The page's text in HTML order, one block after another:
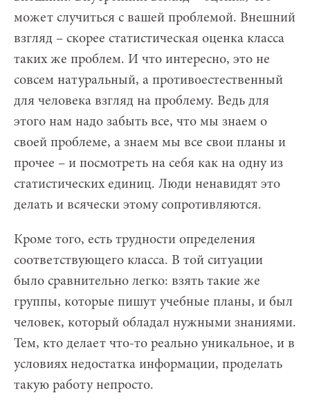
может случиться с вашей проблемой. Внешний
взгляд – скорее статистическая оценка класса
таких же проблем. И что интересно, это не
совсем натуральный, а противоестественный
для человека взгляд на проблему. Ведь для
этого нам надо забыть все, что мы знаем о
своей проблеме, а знаем мы все свои планы и
прочее – и посмотреть на себя как на одну из
статистических единиц. Люди ненавидят это
делать и всячески этому сопротивляются.
Кроме того, есть трудности определения
соответствующего класса. В той ситуации
было сравнительно легко: взять такие же
группы, которые пишут учебные планы, и был
человек, который обладал нужными знаниями.
Тем, кто делает что-то реально уникальное, и в
условиях недостатка информации, проделать
такую работу непросто.